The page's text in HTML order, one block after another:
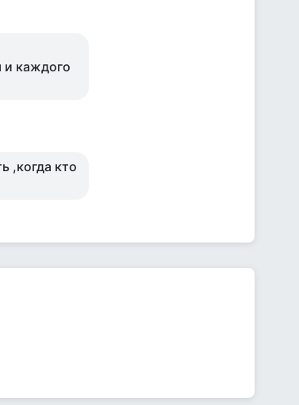
и каждого
,когда кто